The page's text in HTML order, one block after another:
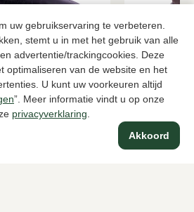
uw gebruikservaring te verbeteren.
stemt u in met het gebruik van alle
advertentie/trackingcookies. Deze
optimaliseren van de website en het
U kunt uw voorkeuren altijd
”. Meer informatie vindt u op onze
privacyverklaring
Akkoord
Gioia
Bruine
149,95